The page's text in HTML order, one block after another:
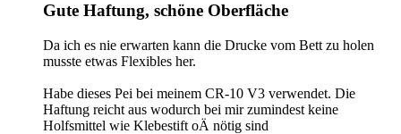
Gute Haftung, schöne Oberfläche
Da ich es nie erwarten kann die Drucke vom Bett zu holen
musste etwas Flexibles her.
Habe dieses Pei bei meinem CR-10 V3 verwendet. Die
Haftung reicht aus wodurch bei mir zumindest keine
Holfsmittel wie Klebestift oÄ nötig sind